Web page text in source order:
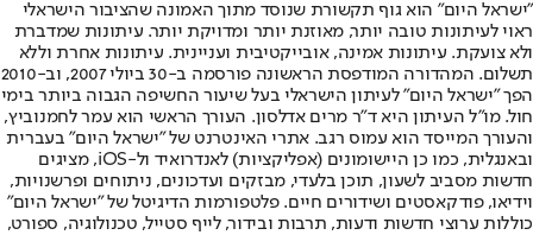
"ישראל היום" הוא גוף תקשורת שנוסד מתוך האמונה שהציבור הישראלי
ראוי לעיתונות טובה יותר, מאוזנת יותר ומדויקת יותר. עיתונות שמדברת
ולא צועקת. עיתונות אמינה, אובייקטיבית ועניינית. עיתונות אחרת וללא
תשלום. המהדורה המודפסת הראשונה פורסמה ב-30 ביולי 2007, וב-2010
הפך "ישראל היום" לעיתון הישראלי בעל שיעור החשיפה הגבוה ביותר בימי
חול. מו"ל העיתון היא ד"ר מרים אדלסון. העורך הראשי הוא עמר לחמנוביץ,
והעורך המייסד הוא עמוס רגב. אתרי האינטרנט של "ישראל היום" בעברית
ובאנגלית, כמו כן היישומונים (אפליקציות) לאנדרואיד ול-iOS, מציגים
חדשות מסביב לשעון, תוכן בלעדי, מבזקים ועדכונים, ניתוחים ופרשנויות,
וידיאו, פודקאסטים ושידורים חיים. פלטפורמות הדיגיטל של "ישראל היום"
כוללות ערוצי חדשות ודעות, תרבות ובידור, לייף סטייל, טכנולוגיה, ספורט,